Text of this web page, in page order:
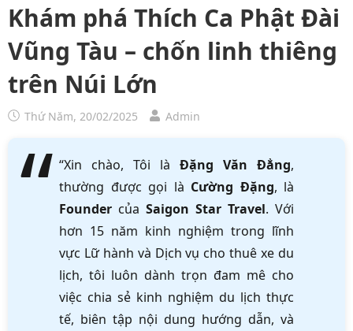
Khám phá Thích Ca Phật Đài
Vũng Tàu – chốn linh thiêng
trên Núi Lớn
Thứ Năm, 20/02/2025 Admin
“Xin chào, Tôi là Đặng Văn Đẳng,
thường được gọi là Cường Đặng, là
Founder của Saigon Star Travel. Với
hơn 15 năm kinh nghiệm trong lĩnh
vực Lữ hành và Dịch vụ cho thuê xe du
lịch, tôi luôn dành trọn đam mê cho
việc chia sẻ kinh nghiệm du lịch thực
tế, biên tập nội dung hướng dẫn, và